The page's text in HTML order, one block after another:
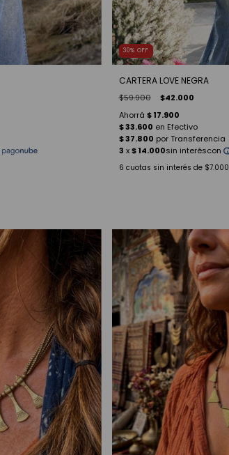
30% OFF
CARTERA LOVE NEGRA
$59.900 $42.000
6 cuotas sin interés de $7.000